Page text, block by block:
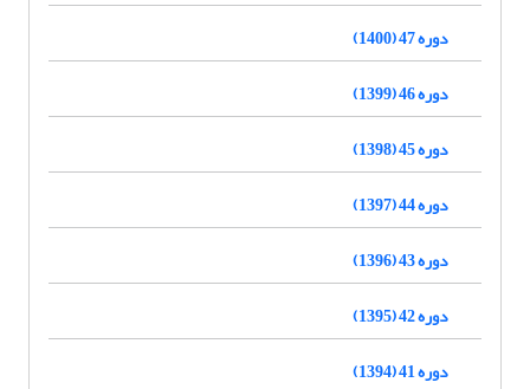
دوره 47 (1400)
دوره 46 (1399)
دوره 45 (1398)
دوره 44 (1397)
دوره 43 (1396)
دوره 42 (1395)
دوره 41 (1394)